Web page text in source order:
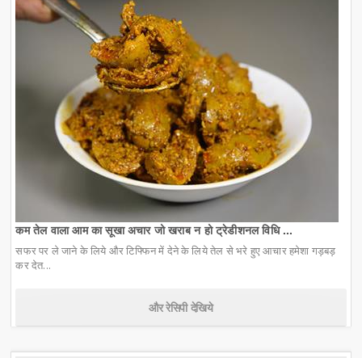
कम तेल वाला आम का सूखा अचार जो खराब न हो ट्रेडीशनल विधि ...
सफर पर ले जाने के लिये और टिफ्फिन में देने के लिये तेल से भरे हुए आचार हमेशा गड़बड़
कर देत...
और रेसिपी देखिये